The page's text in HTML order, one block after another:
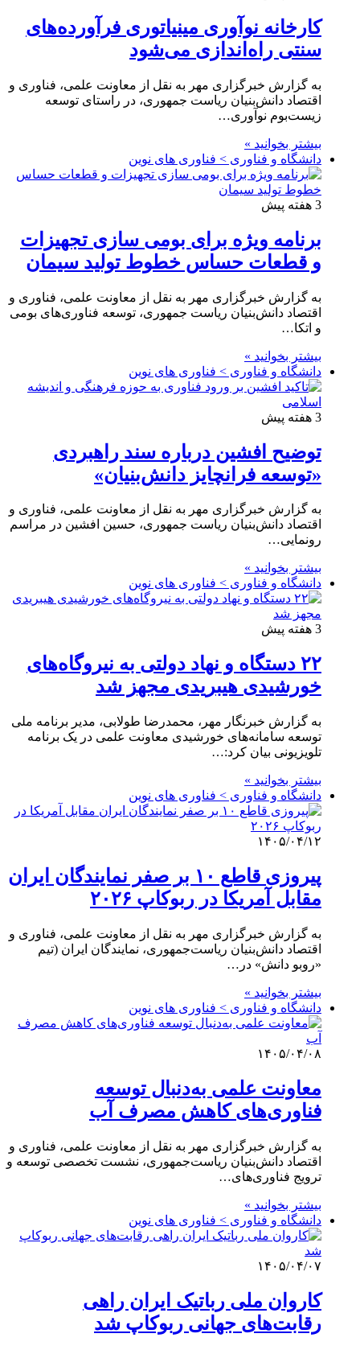
کارخانه نوآوری مینیاتوری فرآورده‌های
سنتی راه‌اندازی می‌شود
به گزارش خبرگزاری مهر به نقل از معاونت علمی، فناوری و
اقتصاد دانش‌بنیان ریاست جمهوری، در راستای توسعه
زیست‌بوم نوآوری…
بیشتر بخوانید »
دانشگاه و فناوری > فناوری های نوین
3 هفته پیش
برنامه ویژه برای بومی سازی تجهیزات
و قطعات حساس خطوط تولید سیمان
به گزارش خبرگزاری مهر به نقل از معاونت علمی، فناوری و
اقتصاد دانش‌بنیان ریاست جمهوری، توسعه فناوری‌های بومی
و اتکا…
بیشتر بخوانید »
دانشگاه و فناوری > فناوری های نوین
3 هفته پیش
توضیح افشین درباره سند راهبردی
«توسعه فرانچایز دانش‌بنیان»
به گزارش خبرگزاری مهر به نقل از معاونت علمی، فناوری و
اقتصاد دانش‌بنیان ریاست جمهوری، حسین افشین در مراسم
رونمایی…
بیشتر بخوانید »
دانشگاه و فناوری > فناوری های نوین
3 هفته پیش
۲۲ دستگاه و نهاد دولتی به نیروگاه‌های
خورشیدی هیبریدی مجهز شد
به گزارش خبرنگار مهر، محمدرضا طولابی، مدیر برنامه ملی
توسعه سامانه‌های خورشیدی معاونت علمی در یک برنامه
تلویزیونی بیان کرد:…
بیشتر بخوانید »
دانشگاه و فناوری > فناوری های نوین
۱۴۰۵/۰۴/۱۲
پیروزی قاطع ۱۰ بر صفر نمایندگان ایران
مقابل آمریکا در ربوکاپ ۲۰۲۶
به گزارش خبرگزاری مهر به نقل از معاونت علمی، فناوری ‌و
اقتصاد دانش‌بنیان ریاست‌جمهوری، نمایندگان ایران (تیم
«روبو دانش» در…
بیشتر بخوانید »
دانشگاه و فناوری > فناوری های نوین
۱۴۰۵/۰۴/۰۸
معاونت علمی به‌دنبال توسعه
فناوری‌های کاهش مصرف آب
به گزارش خبرگزاری مهر به نقل از معاونت علمی، فناوری و
اقتصاد دانش‌بنیان ریاست‌جمهوری، نشست تخصصی توسعه و
ترویج فناوری‌های…
بیشتر بخوانید »
دانشگاه و فناوری > فناوری های نوین
۱۴۰۵/۰۴/۰۷
کاروان ملی رباتیک ایران راهی
رقابت‌های جهانی ربوکاپ شد